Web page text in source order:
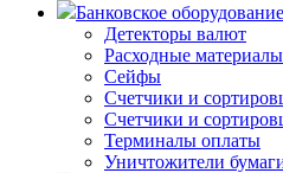
Банковское оборудование
Детекторы валют
Расходные
Сейфы
Счетчики и
Счетчики и
Терминалы оплаты
Уничтожители